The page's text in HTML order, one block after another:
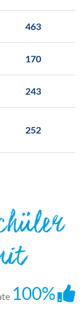
463
170
243
252
100%